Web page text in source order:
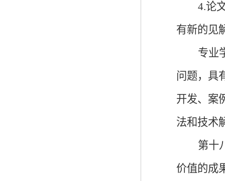
4.论
有新的见
专业
问题，具
开发、案
法和技术
第十
价值的成